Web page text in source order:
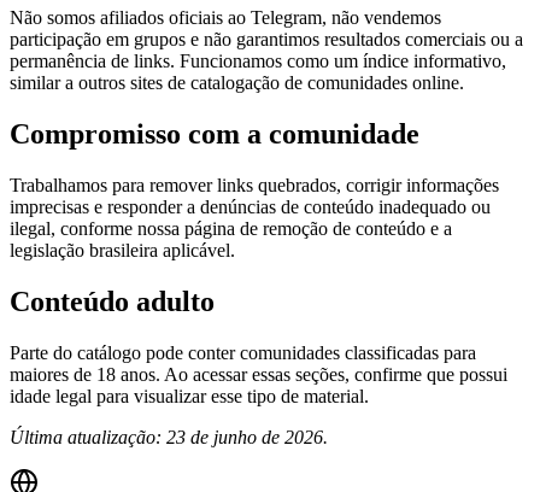
Não somos afiliados oficiais ao Telegram, não vendemos
participação em grupos e não garantimos resultados comerciais ou a
permanência de links. Funcionamos como um índice informativo,
similar a outros sites de catalogação de comunidades online.
Compromisso com a comunidade
Trabalhamos para remover links quebrados, corrigir informações
imprecisas e responder a denúncias de conteúdo inadequado ou
ilegal, conforme nossa página de remoção de conteúdo e a
legislação brasileira aplicável.
Conteúdo adulto
Parte do catálogo pode conter comunidades classificadas para
maiores de 18 anos. Ao acessar essas seções, confirme que possui
idade legal para visualizar esse tipo de material.
Última atualização: 23 de junho de 2026.